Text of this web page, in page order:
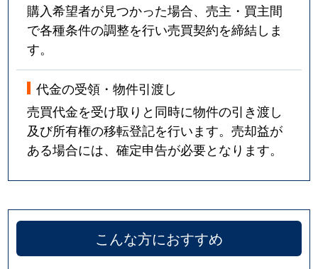
購入希望者が見つかった場合、売主・買主間
で各種条件の調整を行い売買契約を締結しま
す。
代金の受領・物件引渡し
売買代金を受け取りと同時に物件の引き渡し
及び所有権の移転登記を行います。売却益が
ある場合には、確定申告が必要となります。
こんな方におすすめ